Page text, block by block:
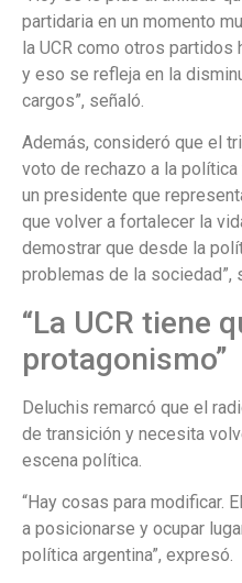
partidaria en un momento
la UCR como otros
y eso se refleja en la
cargos”, señaló.
Además, consideró que el
voto de rechazo a la
un presidente que
que volver a fortalecer la
demostrar que desde la
problemas de la sociedad”,
“La UCR tiene
protagonismo”
Deluchis remarcó que el
de transición y necesita
escena política.
“Hay cosas para modificar.
a posicionarse y ocupar
política argentina”, expresó.